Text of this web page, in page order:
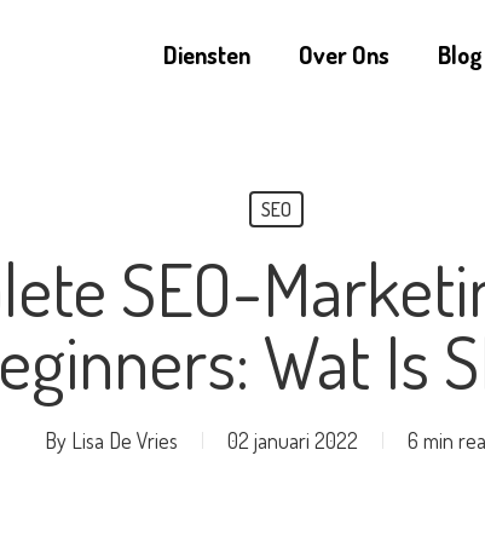
Diensten Over Ons Blog
SEO
SEO-
Wat Is
By Lisa De Vries 02 januari 2022 6 min